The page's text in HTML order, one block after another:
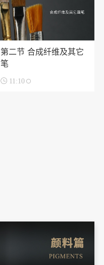
第二节 合成纤维及其它
笔
 11:10